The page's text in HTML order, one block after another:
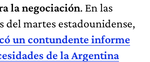
la negociación. En las
del martes estadounidense,
un contundente informe
de la Argentina